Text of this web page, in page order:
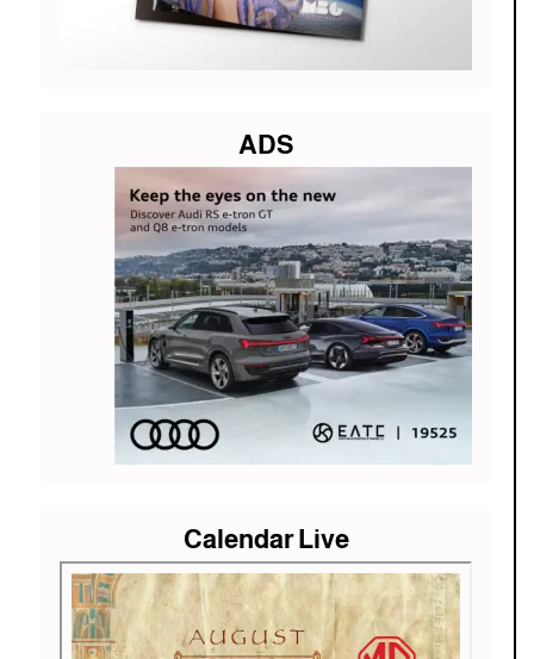
ADS
Calendar Live